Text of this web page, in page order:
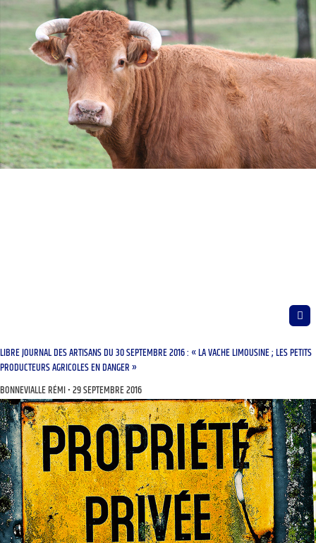
LIBRE JOURNAL DES ARTISANS DU 30 SEPTEMBRE 2016 : « LA VACHE LIMOUSINE ; LES PETITS
PRODUCTEURS AGRICOLES EN DANGER »
BONNEVIALLE RÉMI 29 SEPTEMBRE 2016